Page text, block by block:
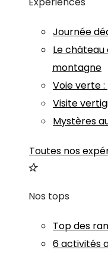
Journée
Le château
montagne
Voie verte
Visite
Mystères
Toutes nos
Nos tops
Top des
6 activités